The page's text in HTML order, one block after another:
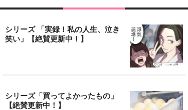
シリーズ 「実録！私の人生、泣き
笑い」【絶賛更新中！】
シリーズ「買ってよかったもの」
【絶賛更新中！】